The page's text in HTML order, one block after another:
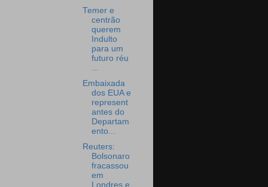
Temer e
centrão
querem
Indulto
para um
futuro réu
Embaixada
dos EUA e
represent
antes do
Departam
ento...
Reuters:
Bolsonaro
fracassou
em
Londres e